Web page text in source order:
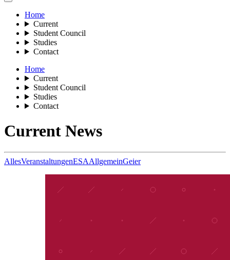
Home
Current
Student Council
Studies
Contact
Home
Current
Student Council
Studies
Contact
Current News
AllesVeranstaltungenESAAllgemeinGeier